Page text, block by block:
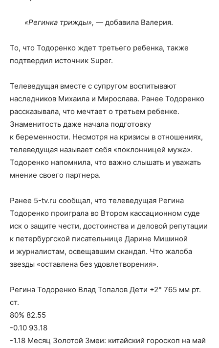
«Регинка трижды», — добавила Валерия.
То, что Тодоренко ждет третьего ребенка, также
подтвердил источник Super.
Телеведущая вместе с супругом воспитывают
наследников Михаила и Мирослава. Ранее Тодоренко
рассказывала, что мечтает о третьем ребенке.
Знаменитость даже начала подготовку
к беременности. Несмотря на кризисы в отношениях,
телеведущая называет себя «поклонницей мужа».
Тодоренко напомнила, что важно слышать и уважать
мнение своего партнера.
Ранее 5-tv.ru сообщал, что телеведущая Регина
Тодоренко проиграла во Втором кассационном суде
иск о защите чести, достоинства и деловой репутации
к петербургской писательнице Дарине Мишиной
и журналистам, освещавшим скандал. Что жалоба
звезды «оставлена без удовлетворения».
Регина Тодоренко Влад Топалов Дети +2° 765 мм рт.
ст.
80% 82.55
-0.10 93.18
-1.18 Месяц Золотой Змеи: китайский гороскоп на май